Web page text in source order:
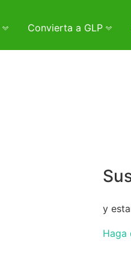
Convierta a GLP
y
Haga